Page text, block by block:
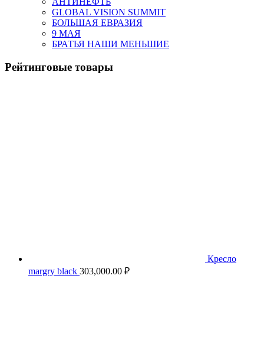
GLOBAL VISION SUMMIT
БОЛЬШАЯ ЕВРАЗИЯ
9 МАЯ
БРАТЬЯ НАШИ МЕНЬШИЕ
Рейтинговые товары
Кресло
margry black 303,000.00 ₽